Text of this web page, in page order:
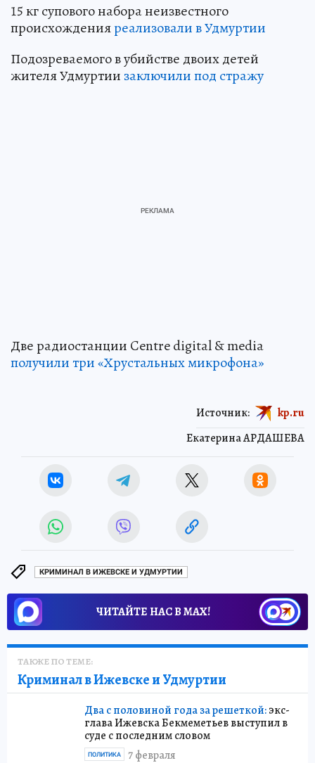
15 кг супового набора неизвестного
происхожденияреализовали в Удмуртии
Подозреваемого в убийстве двоих детей
жителя Удмуртии заключили под стражу
Две радиостанции Centre digital & media
получили три «Хрустальных микрофона»
Екатерина АРДАШЕВА
Источник: kp.ru
КРИМИНАЛ В ИЖЕВСКЕ И УДМУРТИИ
ЧИТАЙТЕ НАС В МАХ!
ТАКЖЕ ПО ТЕМЕ:
Криминал в Ижевске и Удмуртии
Два с половиной года за решеткой:экс-
глава Ижевска Бекмеметьев выступил в
суде с последним словом
7 февраля
ПОЛИТИКА